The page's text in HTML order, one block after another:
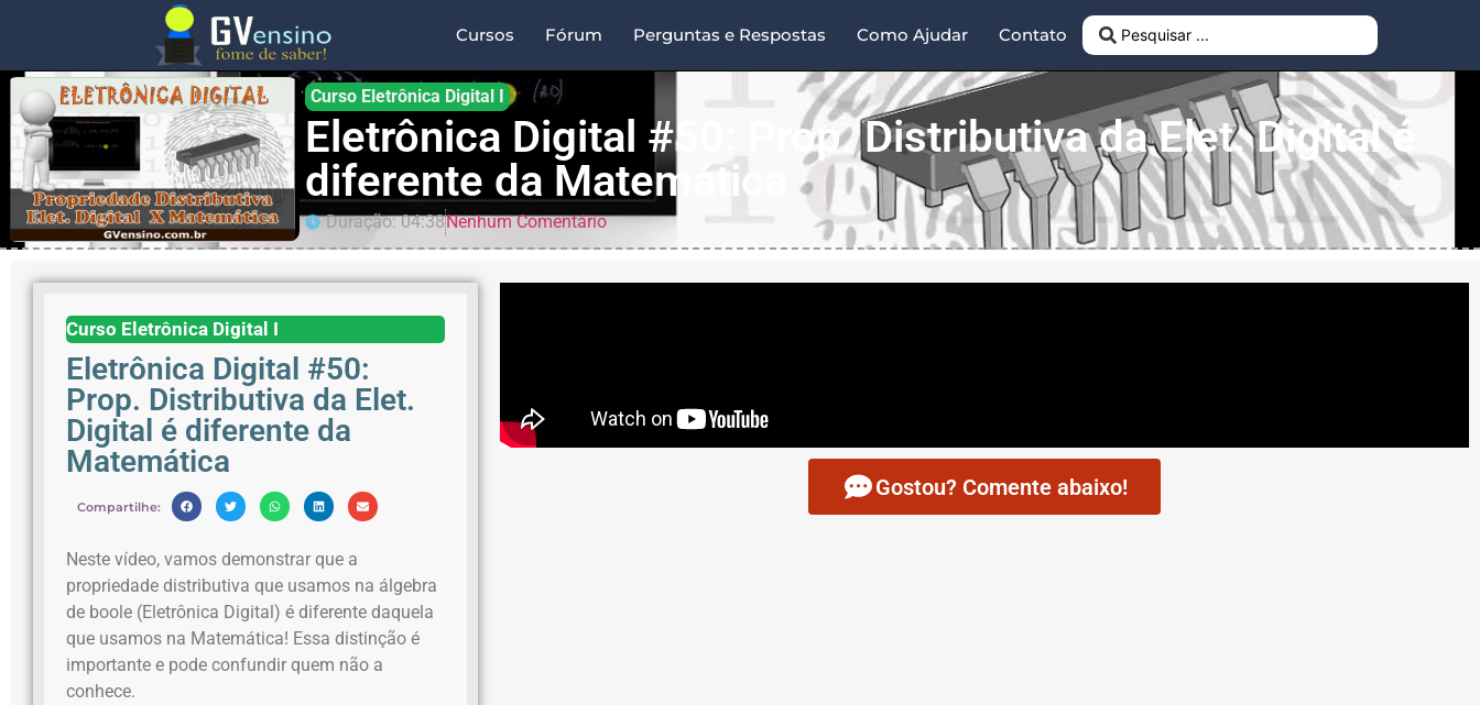
Cursos Fórum Perguntas e Respostas Como Ajudar Contato
Curso Eletrônica Digital I
Eletrônica Digital #50: Prop. Distributiva da Elet. Digital é
diferente da Matemática
Duração: 04:38Nenhum Comentário
Curso Eletrônica Digital I
Eletrônica Digital #50:
Prop. Distributiva da Elet.
Digital é diferente da
Matemática
Compartilhe:
Neste vídeo, vamos demonstrar que a
propriedade distributiva que usamos na álgebra
de boole (Eletrônica Digital) é diferente daquela
que usamos na Matemática! Essa distinção é
importante e pode confundir quem não a
conhece.
Gostou? Comente abaixo!